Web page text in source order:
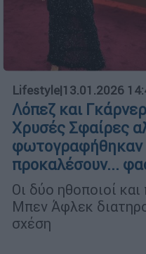
Lifestyle|13.01.2026
Λόπεζ και
Χρυσές Σφαίρες
φωτογραφήθηκαν
προκαλέσουν...
Οι δύο ηθοποιοί
Μπεν Άφλεκ
σχέση